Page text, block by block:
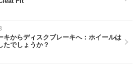
キからディスクブレーキへ：ホイールは
たでしょうか？